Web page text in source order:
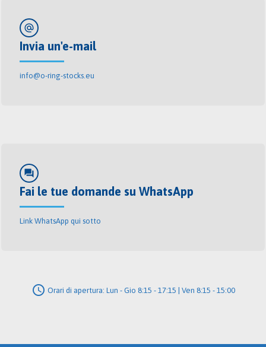
alternate_email
Invia un'e-mail
info@o-ring-stocks.eu
forum
Fai le tue domande su WhatsApp
Link WhatsApp qui sotto
schedule Orari di apertura: Lun - Gio 8:15 - 17:15 | Ven 8:15 - 15:00